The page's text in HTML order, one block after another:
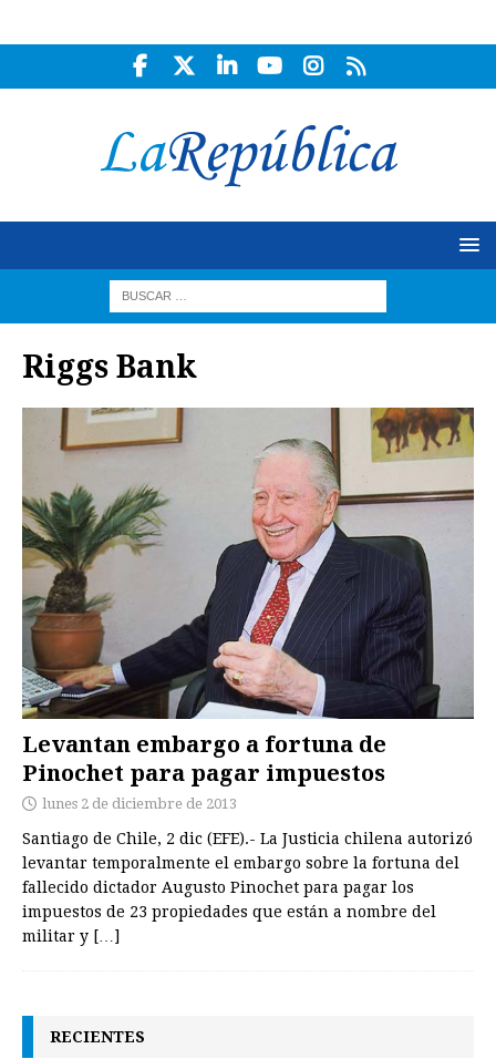
Riggs Bank
Levantan embargo a fortuna de
Pinochet para pagar impuestos
lunes 2 de diciembre de 2013
Santiago de Chile, 2 dic (EFE).- La Justicia chilena autorizó
levantar temporalmente el embargo sobre la fortuna del
fallecido dictador Augusto Pinochet para pagar los
impuestos de 23 propiedades que están a nombre del
militar y […]
RECIENTES